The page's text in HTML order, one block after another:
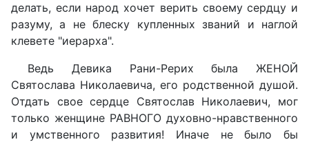
делать, если народ хочет верить своему сердцу и
разуму, а не блеску купленных званий и наглой
клевете "иерарха".
Ведь Девика Рани-Рерих была ЖЕНОЙ
Святослава Николаевича, его родственной душой.
Отдать свое сердце Святослав Николаевич, мог
только женщине РАВНОГО духовно-нравственного
и умственного развития! Иначе не было бы